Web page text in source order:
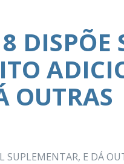
OUTRAS
SUPLEMENTAR, E DÁ